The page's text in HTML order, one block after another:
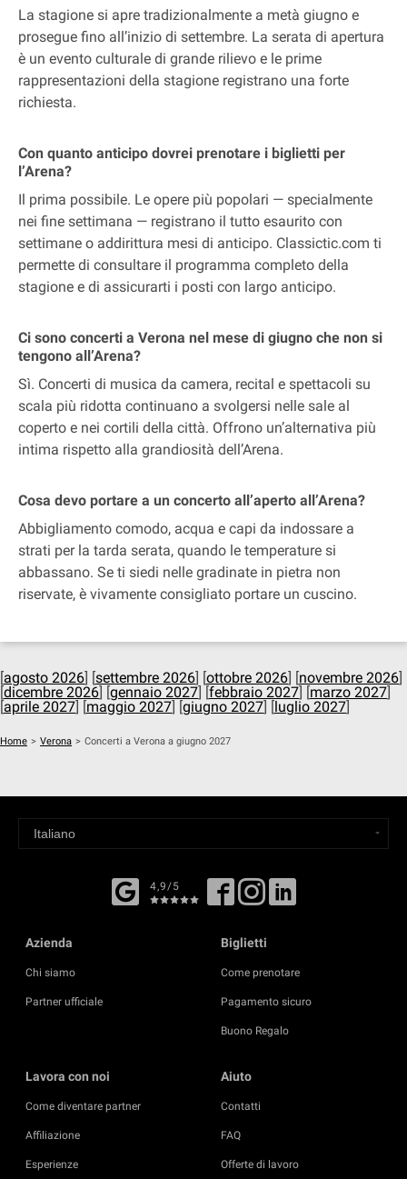
La stagione si apre tradizionalmente a metà giugno e
prosegue fino all’inizio di settembre. La serata di apertura
è un evento culturale di grande rilievo e le prime
rappresentazioni della stagione registrano una forte
richiesta.
Con quanto anticipo dovrei prenotare i biglietti per
l’Arena?
Il prima possibile. Le opere più popolari — specialmente
nei fine settimana — registrano il tutto esaurito con
settimane o addirittura mesi di anticipo. Classictic.com ti
permette di consultare il programma completo della
stagione e di assicurarti i posti con largo anticipo.
Ci sono concerti a Verona nel mese di giugno che non si
tengono all’Arena?
Sì. Concerti di musica da camera, recital e spettacoli su
scala più ridotta continuano a svolgersi nelle sale al
coperto e nei cortili della città. Offrono un’alternativa più
intima rispetto alla grandiosità dell’Arena.
Cosa devo portare a un concerto all’aperto all’Arena?
Abbigliamento comodo, acqua e capi da indossare a
strati per la tarda serata, quando le temperature si
abbassano. Se ti siedi nelle gradinate in pietra non
riservate, è vivamente consigliato portare un cuscino.
[agosto 2026] [settembre 2026] [ottobre 2026] [novembre 2026]
[dicembre 2026] [gennaio 2027] [febbraio 2027] [marzo 2027]
[aprile 2027] [maggio 2027] [giugno 2027] [luglio 2027]
Home > Verona > Concerti a Verona a giugno 2027
4,9/5
Azienda
Chi siamo
Partner ufficiale
Biglietti
Come prenotare
Pagamento sicuro
Buono Regalo
Lavora con noi
Come diventare partner
Affiliazione
Esperienze
Aiuto
Contatti
FAQ
Offerte di lavoro